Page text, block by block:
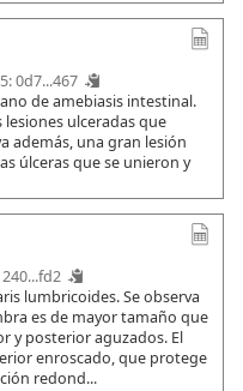
0d7...467
de amebiasis intestinal.
ulceradas que
además, una gran lesión
úlceras que se unieron y
lumbricoides. Se observa
es de mayor tamaño que
y posterior aguzados. El
enroscado, que protege
redond...